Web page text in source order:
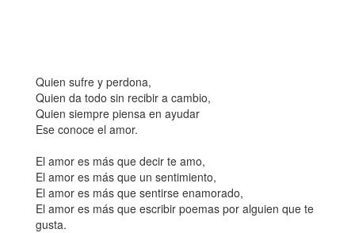
Quien sufre y perdona,
Quien da todo sin recibir a cambio,
Quien siempre piensa en ayudar
Ese conoce el amor.
El amor es más que decir te amo,
El amor es más que un sentimiento,
El amor es más que sentirse enamorado,
El amor es más que escribir poemas por alguien que te
gusta.